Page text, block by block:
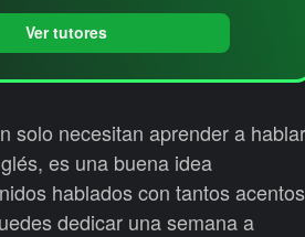
Ver tutores
solo necesitan aprender a hablar
es una buena idea
hablados con tantos acentos
dedicar una semana a